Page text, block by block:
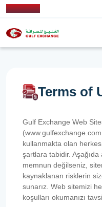
Terms of
Gulf Exchange Web
kullanmakta olan
şartlara tabidir.
memnun değilseniz,
kaynaklanan risklerin
sunarız. Web sitemizi
koşulları okumanızı